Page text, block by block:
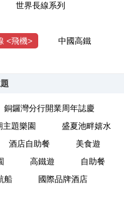
世界長線系列
<飛機>
中國高鐵
銅鑼灣分行開業周年誌慶
主題樂園
盛夏池畔嬉水
酒店自助餐
美食遊
高鐵遊
自助餐
船
國際品牌酒店